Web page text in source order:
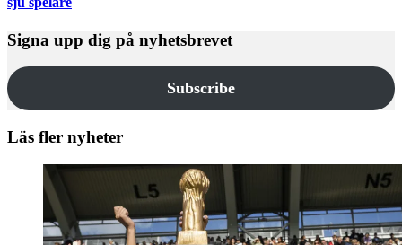
Signa upp dig på nyhetsbrevet
Subscribe
Läs fler nyheter